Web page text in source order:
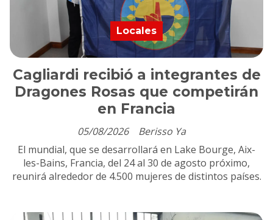
Cagliardi recibió a integrantes de
Dragones Rosas que competirán
en Francia
Berisso Ya
Locales
05/08/2026
El mundial, que se desarrollará en Lake Bourge, Aix-
les-Bains, Francia, del 24 al 30 de agosto próximo,
reunirá alrededor de 4.500 mujeres de distintos países.